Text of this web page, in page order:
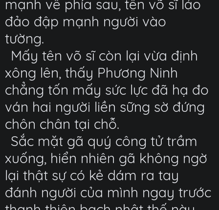
mạnh về phía sau, tên võ sĩ lảo
đảo đập mạnh người vào
tường.
Mấy tên võ sĩ còn lại vừa định
xông lên, thấy Phương Ninh
chẳng tốn mấy sức lực đã hạ đo
ván hai người liền sững sờ đứng
chôn chân tại chỗ.
Sắc mặt gã quý công tử trầm
xuống, hiển nhiên gã không ngờ
lại thật sự có kẻ dám ra tay
đánh người của mình ngay trước